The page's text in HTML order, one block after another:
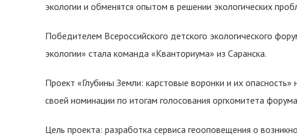
экологии и обменятся опытом в решении экологических
Победителем Всероссийского детского экологического
экологии» стала команда «Кванториума» из Саранска.
Проект «Глубины Земли: карстовые воронки и их
своей номинации по итогам голосования оргкомитета
Цель проекта: разработка сервиса геооповещения о